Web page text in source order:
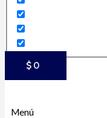
$ 0
Menú